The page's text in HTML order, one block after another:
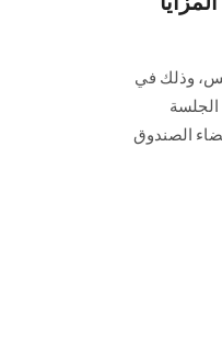
وذلك في
الصندوق